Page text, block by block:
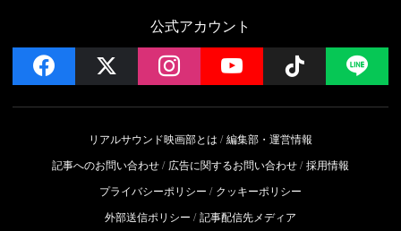
公式アカウント
facebook instagramYouTube Follow
リアルサウンド映画部とは
編集部・運営情報
記事へのお問い合わせ
広告に関するお問い合わせ 採用情報
プライバシーポリシー
クッキーポリシー
外部送信ポリシー
記事配信先メディア